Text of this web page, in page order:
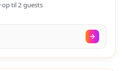
·op til2 guests
30. aug.–25. sep.